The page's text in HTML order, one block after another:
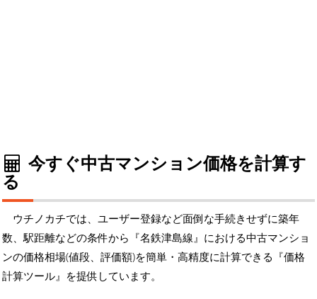
今すぐ中古マンション価格を計算す
る
ウチノカチでは、ユーザー登録など面倒な手続きせずに築年
数、駅距離などの条件から『名鉄津島線』における中古マンショ
ンの価格相場(値段、評価額)を簡単・高精度に計算できる『価格
計算ツール』を提供しています。